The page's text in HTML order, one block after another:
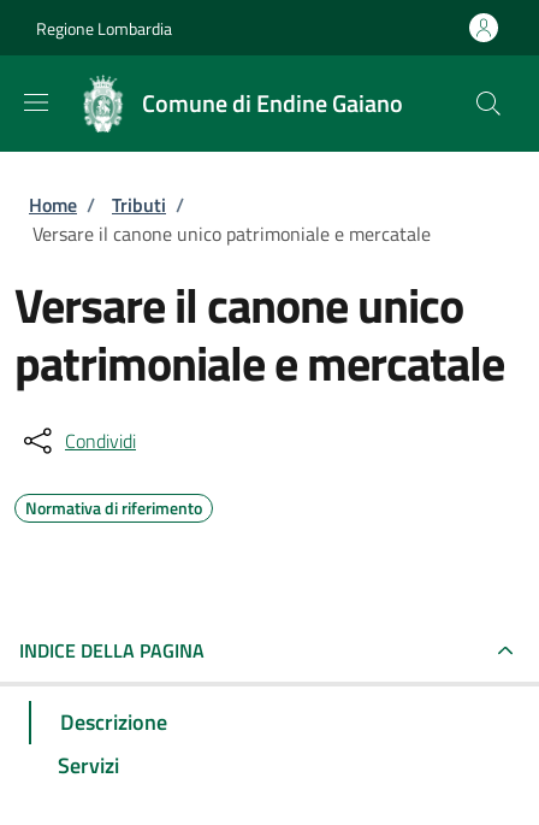
Regione Lombardia
Comune di Endine Gaiano
Briciole di pane
Home / Tributi /
Versare il canone unico patrimoniale e mercatale
Versare il canone unico
patrimoniale e mercatale
Condividi
Normativa di riferimento
INDICE DELLA PAGINA
Descrizione
Servizi